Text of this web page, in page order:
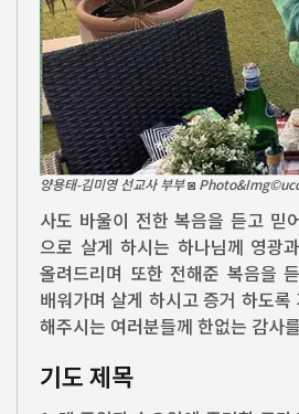
양용태-김미영 선교사 부부 ◙
사도 바울이 전한 복음을 듣고 믿
으로 살게 하시는 하나님께 영광
올려드리며 또한 전해준 복음을
배워가며 살게 하시고 증거 하도
해주시는 여러분들께 한없는 감사
기도 제목